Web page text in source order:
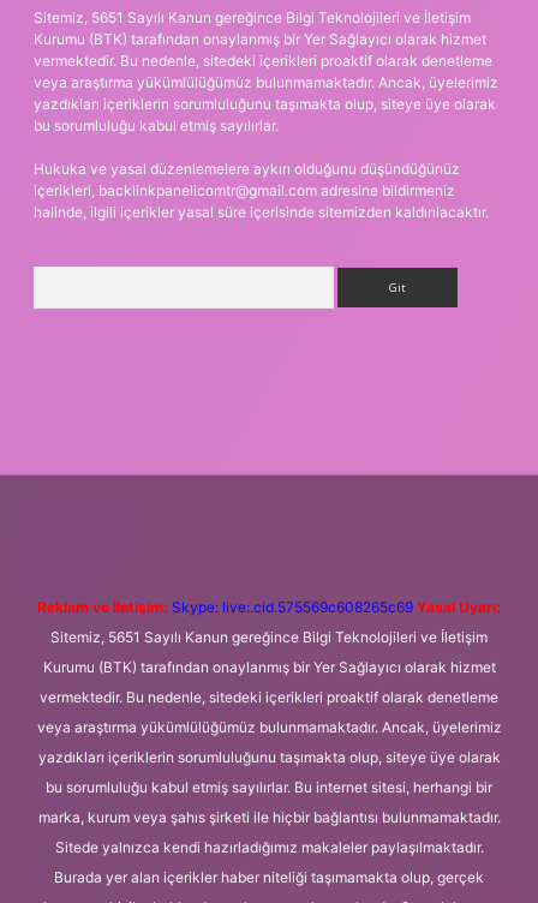
Sitemiz, 5651 Sayılı Kanun gereğince Bilgi Teknolojileri ve İletişim
Kurumu (BTK) tarafından onaylanmış bir Yer Sağlayıcı olarak hizmet
vermektedir. Bu nedenle, sitedeki içerikleri proaktif olarak denetleme
veya araştırma yükümlülüğümüz bulunmamaktadır. Ancak, üyelerimiz
yazdıkları içeriklerin sorumluluğunu taşımakta olup, siteye üye olarak
bu sorumluluğu kabul etmiş sayılırlar.
Hukuka ve yasal düzenlemelere aykırı olduğunu düşündüğünüz
içerikleri, backlinkpanelicomtr@gmail.com adresine bildirmeniz
halinde, ilgili içerikler yasal süre içerisinde sitemizden kaldırılacaktır.
Reklam ve İletişim: Skype: live:.cid.575569c608265c69 Yasal Uyarı:
Sitemiz, 5651 Sayılı Kanun gereğince Bilgi Teknolojileri ve İletişim
Kurumu (BTK) tarafından onaylanmış bir Yer Sağlayıcı olarak hizmet
vermektedir. Bu nedenle, sitedeki içerikleri proaktif olarak denetleme
veya araştırma yükümlülüğümüz bulunmamaktadır. Ancak, üyelerimiz
yazdıkları içeriklerin sorumluluğunu taşımakta olup, siteye üye olarak
bu sorumluluğu kabul etmiş sayılırlar. Bu internet sitesi, herhangi bir
marka, kurum veya şahıs şirketi ile hiçbir bağlantısı bulunmamaktadır.
Sitede yalnızca kendi hazırladığımız makaleler paylaşılmaktadır.
Burada yer alan içerikler haber niteliği taşımamakta olup, gerçek